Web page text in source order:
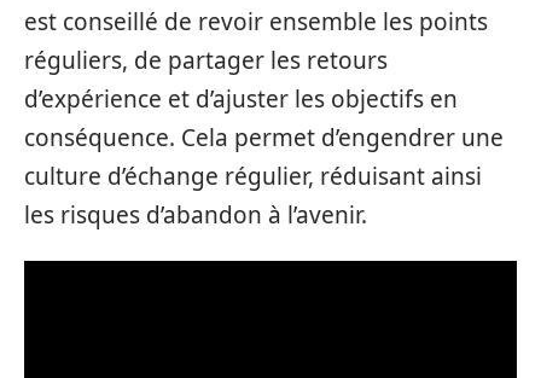
est conseillé de revoir ensemble les points
réguliers, de partager les retours
d’expérience et d’ajuster les objectifs en
conséquence. Cela permet d’engendrer une
culture d’échange régulier, réduisant ainsi
les risques d’abandon à l’avenir.